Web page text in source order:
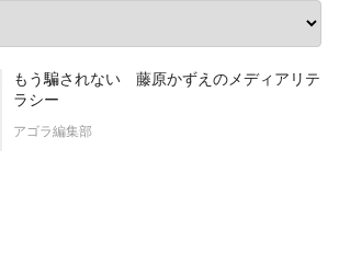
もう騙されない 藤原かずえのメディアリテ
ラシー
アゴラ編集部